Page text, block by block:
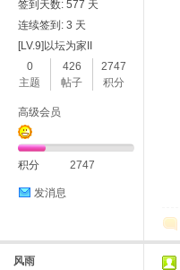
签到天数: 577 天
连续签到: 3 天
[LV.9]以坛为家II
0
主题
426
帖子
2747
积分
高级会员
积分 2747
发消息
风雨